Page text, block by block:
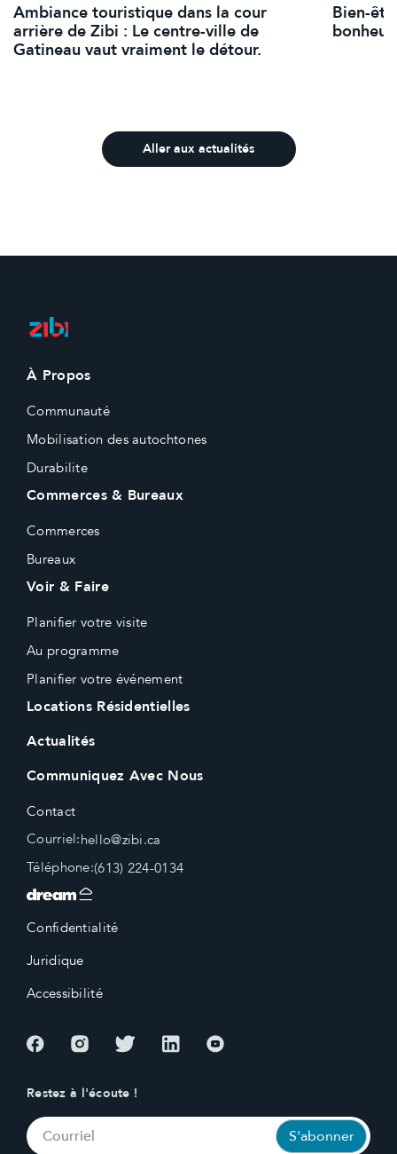
Ambiance touristique dans la cour
arrière de Zibi : Le centre-ville de
Gatineau vaut vraiment le détour.
Bien-
Aller aux actualités
À Propos
Communauté
Mobilisation des autochtones
Durabilite
Commerces & Bureaux
Commerces
Bureaux
Voir & Faire
Planifier votre visite
Au programme
Planifier votre événement
Locations Résidentielles
Actualités
Communiquez Avec Nous
Contact
Courriel:hello@zibi.ca
Téléphone:(613) 224-0134
Confidentialité
Juridique
Accessibilité
Restez à l'écoute !